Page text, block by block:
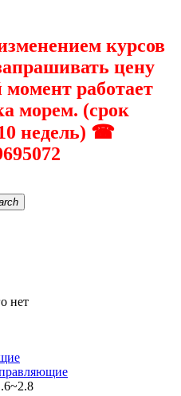
курсов
цену
работает
морем. (срок
недель) ☎
нет